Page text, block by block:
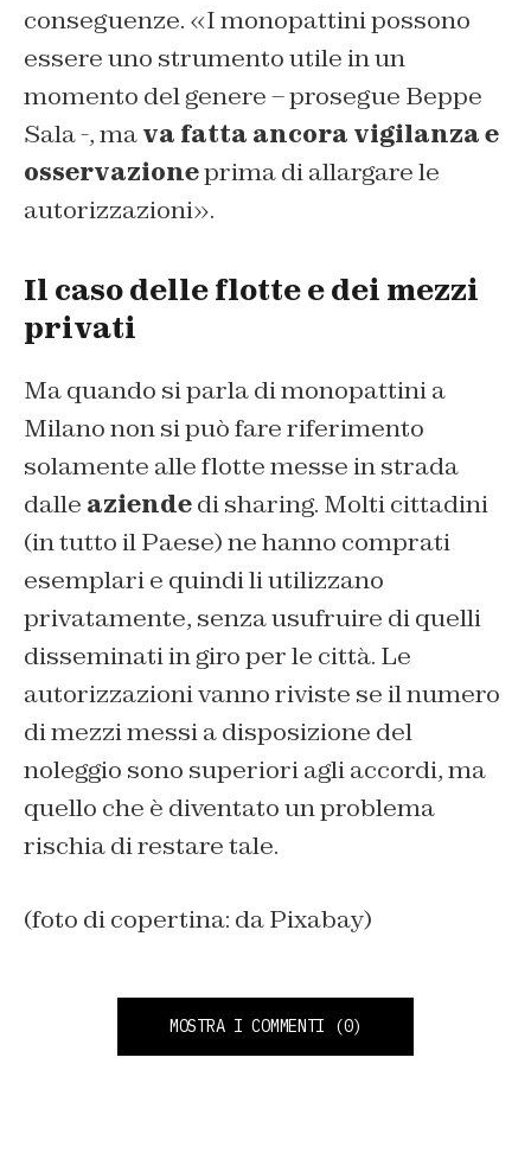
conseguenze. «I monopattini possono
essere uno strumento utile in un
momento del genere – prosegue Beppe
Sala -, mava fatta ancora vigilanza e
osservazioneprima di allargare le
autorizzazioni».
Il caso delle flotte e dei mezzi
privati
Ma quando si parla di monopattini a
Milano non si può fare riferimento
solamente alle flotte messe in strada
dalle aziendedi sharing. Molti cittadini
(in tutto il Paese) ne hanno comprati
esemplari e quindi li utilizzano
privatamente, senza usufruire di quelli
disseminati in giro per le città. Le
autorizzazioni vanno riviste se il numero
di mezzi messi a disposizione del
noleggio sono superiori agli accordi, ma
quello che è diventato un problema
rischia di restare tale.
(foto di copertina: da Pixabay)
MOSTRA I COMMENTI (0)